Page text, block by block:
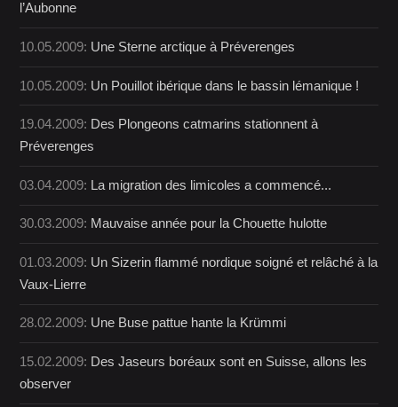
l’Aubonne
10.05.2009: Une Sterne arctique à Préverenges
10.05.2009: Un Pouillot ibérique dans le bassin lémanique !
19.04.2009: Des Plongeons catmarins stationnent à
Préverenges
03.04.2009: La migration des limicoles a commencé...
30.03.2009: Mauvaise année pour la Chouette hulotte
01.03.2009: Un Sizerin flammé nordique soigné et relâché à la
Vaux-Lierre
28.02.2009: Une Buse pattue hante la Krümmi
15.02.2009: Des Jaseurs boréaux sont en Suisse, allons les
observer